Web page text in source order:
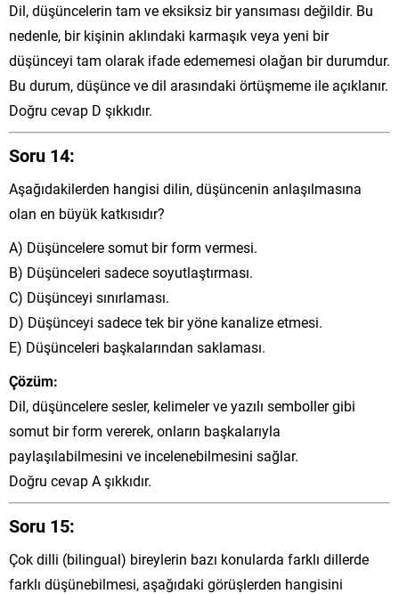
Dil, düşüncelerin tam ve eksiksiz bir yansıması değildir. Bu
nedenle, bir kişinin aklındaki karmaşık veya yeni bir
düşünceyi tam olarak ifade edememesi olağan bir durumdur.
Bu durum, düşünce ve dil arasındaki örtüşmeme ile açıklanır.
Doğru cevap D şıkkıdır.
Soru 14:
Aşağıdakilerden hangisi dilin, düşüncenin anlaşılmasına
olan en büyük katkısıdır?
A) Düşüncelere somut bir form vermesi.
B) Düşünceleri sadece soyutlaştırması.
C) Düşünceyi sınırlaması.
D) Düşünceyi sadece tek bir yöne kanalize etmesi.
E) Düşünceleri başkalarından saklaması.
Çözüm:
Dil, düşüncelere sesler, kelimeler ve yazılı semboller gibi
somut bir form vererek, onların başkalarıyla
paylaşılabilmesini ve incelenebilmesini sağlar.
Doğru cevap A şıkkıdır.
Soru 15:
Çok dilli (bilingual) bireylerin bazı konularda farklı dillerde
farklı düşünebilmesi, aşağıdaki görüşlerden hangisini